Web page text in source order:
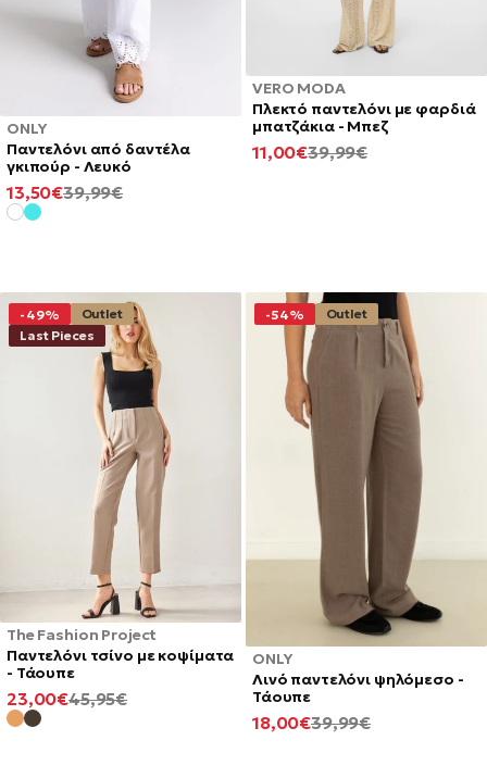
ONLY
Παντελόνι από δαντέλα
γκιπούρ - Λευκό
ΚΑΝΟΝΙΚΉ
39,99€
ΕΛΆΧΙΣΤΗ
ΤΙΜΉ
13,50€
VERO MODA
Πλεκτό παντελόνι με φαρδιά
μπατζάκια - Μπεζ
ΚΑΝΟΝΙΚΉ
39,99€
ΕΛΆΧΙΣΤΗ
11,00€
The Fashion Project
Παντελόνι τσίνο με κοψίματα
- Τάουπε
-49%
Outlet
Last Pieces
ΚΑΝΟΝΙΚΉ
45,95€
ΕΛΆΧΙΣΤΗ
ΤΙΜΉ
23,00€
ONLY
Λινό παντελόνι ψηλόμεσο -
Τάουπε
-54% Outlet
ΚΑΝΟΝΙΚΉ
39,99€
ΕΛΆΧΙΣΤΗ
18,00€